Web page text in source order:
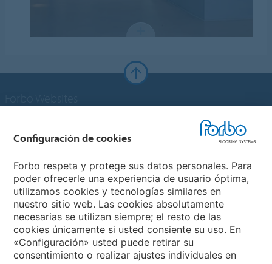
Forbo Flooring Systems
Forbo Movement Systems
Selecciona un país
Configuración de cookies
Forbo respeta y protege sus datos personales. Para
poder ofrecerle una experiencia de usuario óptima,
utilizamos cookies y tecnologías similares en
nuestro sitio web. Las cookies absolutamente
necesarias se utilizan siempre; el resto de las
cookies únicamente si usted consiente su uso. En
«Configuración» usted puede retirar su
consentimiento o realizar ajustes individuales en